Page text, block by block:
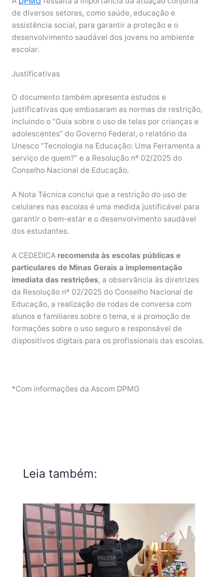
de diversos setores, como saúde, educação e
assistência social, para garantir a proteção e o
desenvolvimento saudável dos jovens no ambiente
escolar.
Justificativas
O documento também apresenta estudos e
justificativas que embasaram as normas de restrição,
incluindo o “Guia sobre o uso de telas por crianças e
adolescentes” do Governo Federal, o relatório da
Unesco “Tecnologia na Educação: Uma Ferramenta a
serviço de quem?” e a Resolução nº 02/2025 do
Conselho Nacional de Educação.
A Nota Técnica conclui que a restrição do uso de
celulares nas escolas é uma medida justificável para
garantir o bem-estar e o desenvolvimento saudável
dos estudantes.
A CEDEDICA recomenda às escolas públicas e
particulares de Minas Gerais a implementação
imediata das restrições, a observância às diretrizes
da Resolução nº 02/2025 do Conselho Nacional de
Educação, a realização de rodas de conversa com
alunos e familiares sobre o tema, e a promoção de
formações sobre o uso seguro e responsável de
dispositivos digitais para os profissionais das escolas.
*Com informações da Ascom DPMG
Leia também: